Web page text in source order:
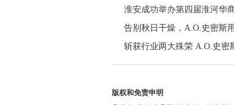
淮安成功举办第四届淮河华
告别秋日干燥，A.O.史密斯
斩获行业两大殊荣 A.O.史密
版权和免责申明